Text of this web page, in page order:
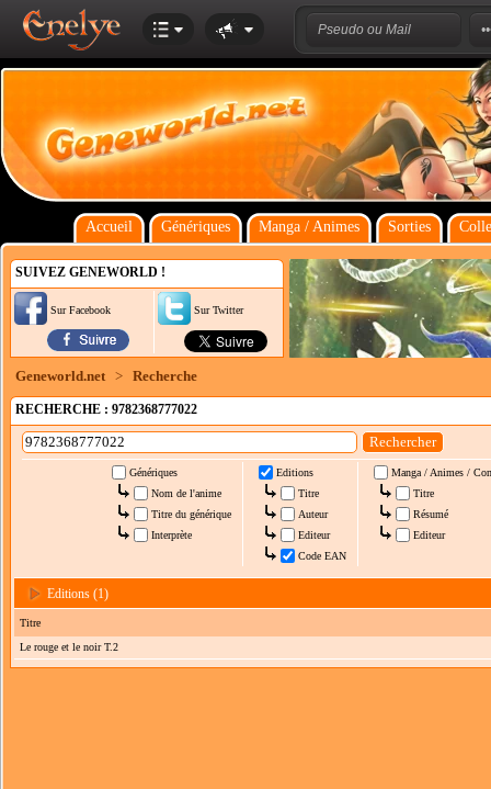
Accueil Génériques Manga / Animes Sorties
SUIVEZ GENEWORLD !
Sur Facebook Sur Twitter
Geneworld.net > Recherche
RECHERCHE : 9782368777022
Génériques
Nom de l'anime
Titre du générique
Interprète
Editions
Titre
Auteur
Editeur
Code EAN
Manga / Animes /
Titre
Résumé
Editeur
Editions (1)
Titre
Le rouge et le noir T.2